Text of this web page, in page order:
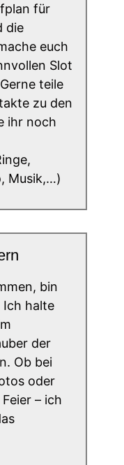
für
die
euch
Slot
teile
zu den
ihr noch
Musik,…)
bin
Ich halte
der
Ob bei
oder
– ich